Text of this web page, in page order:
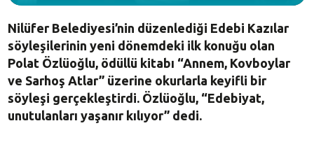
Nilüfer Belediyesi’nin düzenlediği Edebi Kazılar
söyleşilerinin yeni dönemdeki ilk konuğu olan
Polat Özlüoğlu, ödüllü kitabı “Annem, Kovboylar
ve Sarhoş Atlar” üzerine okurlarla keyifli bir
söyleşi gerçekleştirdi. Özlüoğlu, “Edebiyat,
unutulanları yaşanır kılıyor” dedi.